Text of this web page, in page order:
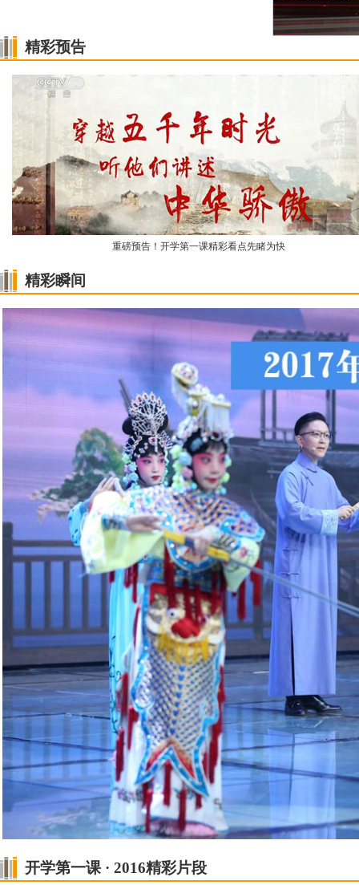
精彩预告
重磅预告！开学第一课精彩看点先睹为快
精彩瞬间
开学第一课 · 2016精彩片段